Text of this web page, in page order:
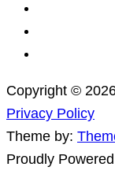
Copyright ©
Privacy Policy
Theme by:
Proudly